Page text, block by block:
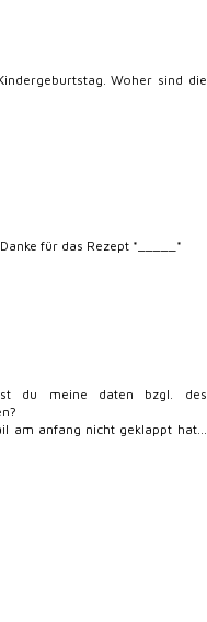
Woher sind die
für das Rezept *_____*
du meine daten bzgl. des
anfang nicht geklappt hat...